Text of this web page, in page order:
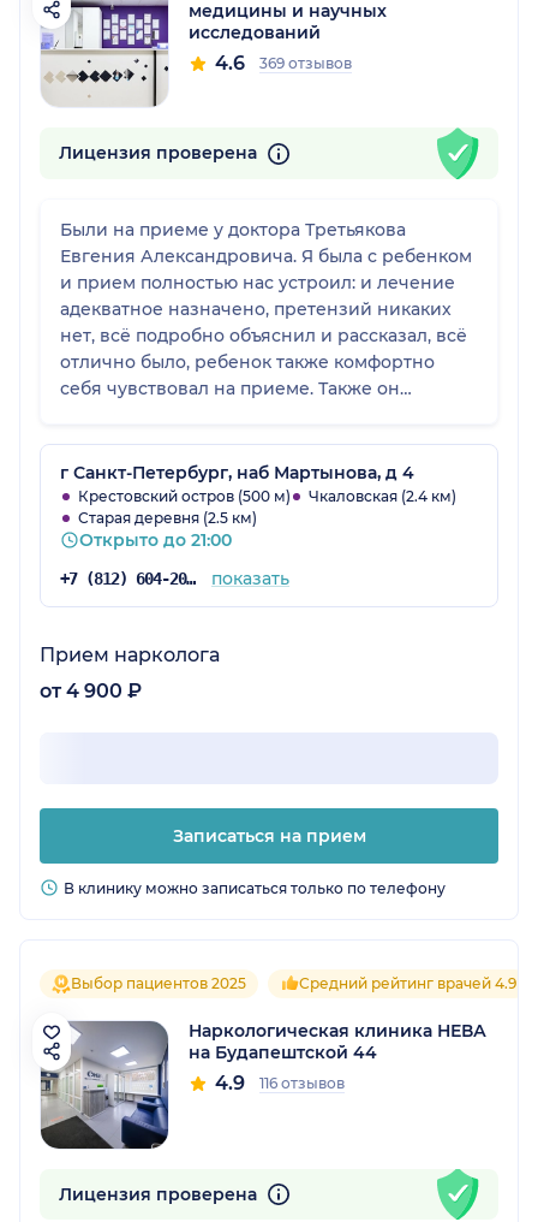
медицины и научных
исследований
4.6 369 отзывов
Лицензия проверена
Были на приеме у доктора Третьякова
Евгения Александровича. Я была с ребенком
и прием полностью нас устроил: и лечение
адекватное назначено, претензий никаких
нет, всё подробно объяснил и рассказал, всё
отлично было, ребенок также комфортно
себя чувствовал на приеме. Также он
были сделаны хорошо.
г Санкт-Петербург, наб Мартынова, д 4
Крестовский остров (500 м)
Чкаловская (2.4 км)
Старая деревня (2.5 км)
Открыто до 21:00
+7 (812) 604-20-39 показать
Прием нарколога
от 4 900 ₽
Записаться на прием
В клинику можно записаться только по телефону
Выбор пациентов 2025 Средний рейтинг врачей 4.9
Наркологическая клиника НЕВА
на Будапештской 44
4.9 116 отзывов
Лицензия проверена